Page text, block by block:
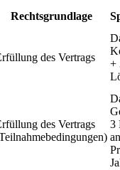
Rechtsgrundlage
des Vertrags
+
des Vertrags
3